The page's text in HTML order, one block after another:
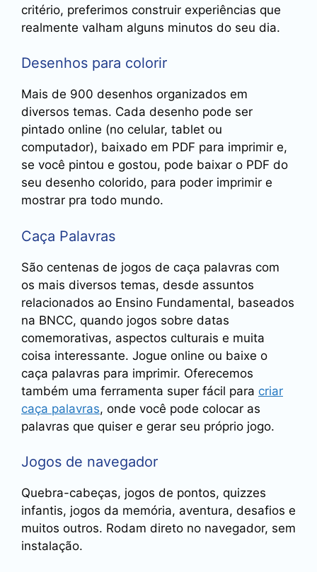
critério, preferimos construir experiências que
realmente valham alguns minutos do seu dia.
Desenhos para colorir
Mais de 900 desenhos organizados em
diversos temas. Cada desenho pode ser
pintado online (no celular, tablet ou
computador), baixado em PDF para imprimir e,
se você pintou e gostou, pode baixar o PDF do
seu desenho colorido, para poder imprimir e
mostrar pra todo mundo.
Caça Palavras
São centenas de jogos de caça palavras com
os mais diversos temas, desde assuntos
relacionados ao Ensino Fundamental, baseados
na BNCC, quando jogos sobre datas
comemorativas, aspectos culturais e muita
coisa interessante. Jogue online ou baixe o
caça palavras para imprimir. Oferecemos
também uma ferramenta super fácil para criar
caça palavras, onde você pode colocar as
palavras que quiser e gerar seu próprio jogo.
Jogos de navegador
Quebra-cabeças, jogos de pontos, quizzes
infantis, jogos da memória, aventura, desafios e
muitos outros. Rodam direto no navegador, sem
instalação.